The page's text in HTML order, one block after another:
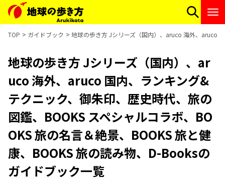
TOP ガイドブック 地球の歩き方 Jシリーズ（国内）、aruco 海外、aruco
地球の歩き方 Jシリーズ（国内）、ar
uco 海外、aruco 国内、ランキング&
テクニック、御朱印、歴史時代、旅の
図鑑、BOOKS スペシャルコラボ、BO
OKS 旅の名言＆絶景、BOOKS 旅と健
康、BOOKS 旅の読み物、D-Booksの
ガイドブック一覧